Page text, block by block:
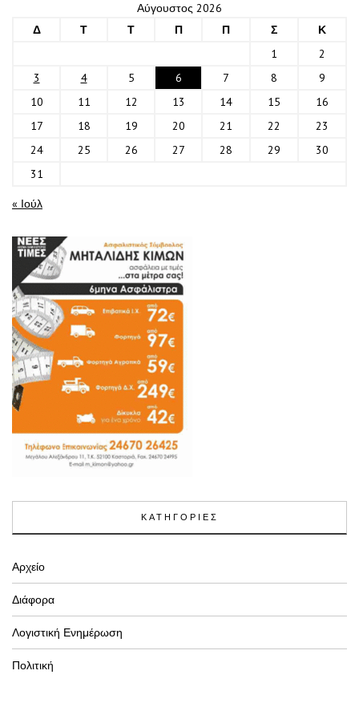
Αύγουστος 2026
Δ
Τ Τ Π Π Σ
Κ
1
2
3
4 5 6 7 8
9
10
11 12 13 14 15
16
17
18 19 20 21 22
23
24
25 26 27 28 29
30
31
« Ιούλ
ΚΑΤΗΓΟΡΙΕΣ
Αρχείο
Διάφορα
Λογιστική Ενημέρωση
Πολιτική